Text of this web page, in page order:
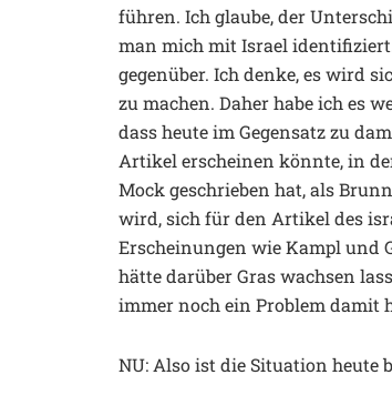
führen. Ich glaube, der
man mich mit Israel
gegenüber. Ich denke, es wird
zu machen. Daher habe ich es
dass heute im Gegensatz zu
Artikel erscheinen könnte, in
Mock geschrieben hat, als
wird, sich für den Artikel des
Erscheinungen wie Kampl und
hätte darüber Gras wachsen
immer noch ein Problem damit
NU: Also ist die Situation heute